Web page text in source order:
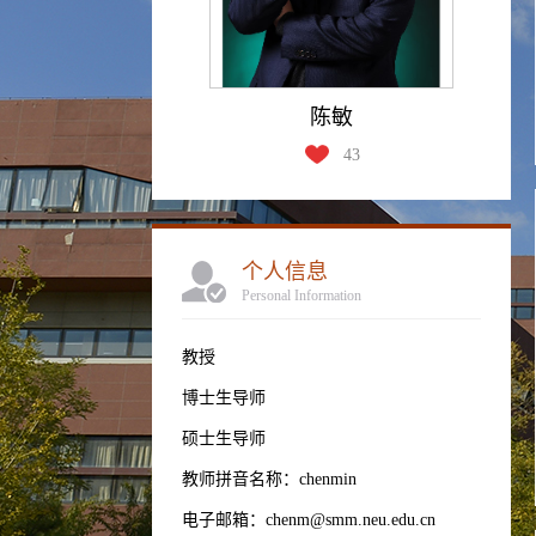
陈敏
43
个人信息
Personal Information
教授
博士生导师
硕士生导师
教师拼音名称：chenmin
电子邮箱： chenm@smm.neu.edu.cn